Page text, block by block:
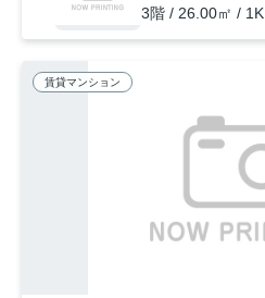
3階 / 26.00㎡ / 1K
賃貸マンション